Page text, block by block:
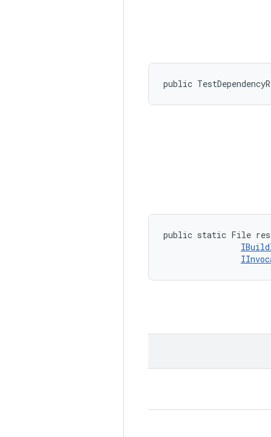
public
public static File